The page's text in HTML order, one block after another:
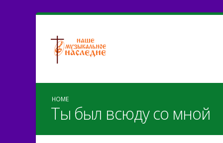
HOME
Ты был всюду со мной